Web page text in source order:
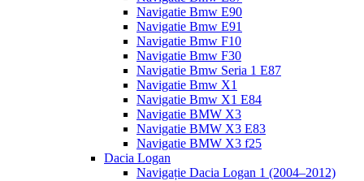
Navigatie Bmw E90
Navigatie Bmw E91
Navigatie Bmw F10
Navigatie Bmw F30
Navigatie Bmw Seria 1 E87
Navigatie Bmw X1
Navigatie Bmw X1 E84
Navigatie BMW X3
Navigatie BMW X3 E83
Navigatie BMW X3 f25
Dacia Logan
Navigație Dacia Logan 1 (2004–2012)